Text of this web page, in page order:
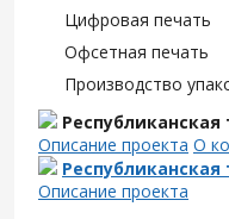
Цифровая печать
Офсетная печать
Производство
Описание проекта О
Описание проекта